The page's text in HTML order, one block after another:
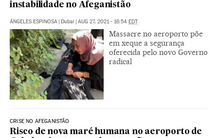
instabilidade no Afeganistão
ÁNGELES ESPINOSA | Dubai | AUG 27, 2021 - 16:54 EDT
Massacre no aeroporto põe
em xeque a segurança
oferecida pelo novo Governo
radical
CRISE NO AFEGANISTÃO
Risco de nova maré humana no aeroporto de